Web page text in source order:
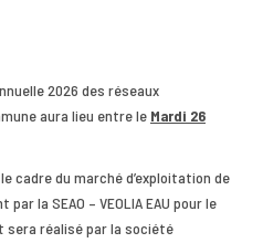
2026 des réseaux
aura lieu entre le Mardi 26
cadre du marché d’exploitation de
la SEAO – VEOLIA EAU pour le
sera réalisé par la société